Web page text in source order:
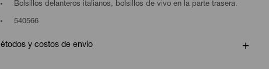
Bolsillos delanteros italianos, bolsillos de vivo en la parte trasera.
540566
y costos de envío